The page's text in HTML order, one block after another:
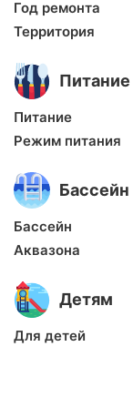
Год ремонта
Территория
Питание
Питание
Режим питания
Бассейн
Бассейн
Аквазона
Детям
Для детей